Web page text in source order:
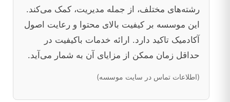
رشته‌های مختلف، از جمله مدیریت، کمک می‌کند.
این موسسه بر کیفیت بالای محتوا و رعایت اصول
آکادمیک تاکید دارد. ارائه خدمات باکیفیت در
حداقل زمان ممکن از مزایای آن به شمار می‌آید.
(اطلاعات تماس در سایت موسسه)